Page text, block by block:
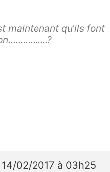
maintenant qu'ils font
14/02/2017 à 03h25